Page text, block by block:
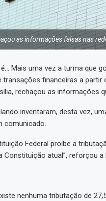
as informações falsas nas
Mais uma vez a turma que
financeiras a partir
rechaçou as informações
inventaram, desta vez,
comunicado.
Federal proíbe a
atual”, reforçou a
nenhuma tributação de